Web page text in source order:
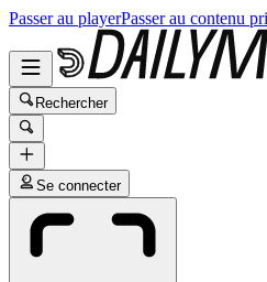
Passer au playerPasser au contenu
Rechercher
Se connecter